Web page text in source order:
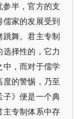
半，官方的支
家的发展受到
舞。君主专制
择性的，它力
，而对于儒学
的警惕，乃至
》便是一个典
专制体系中存